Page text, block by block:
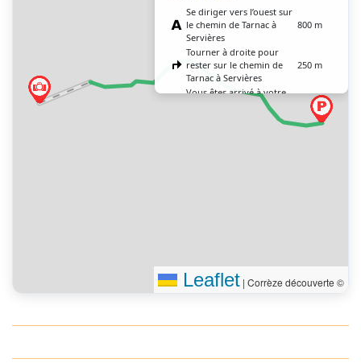
Se diriger vers l’ouest sur
le chemin de Tarnac à
Servières
800 m
Tourner à droite pour
rester sur le chemin de
Tarnac à Servières
250 m
Vous êtes arrivé à votre
destination, sur la gauche
0 m
Leaflet | Corrèze découverte ©